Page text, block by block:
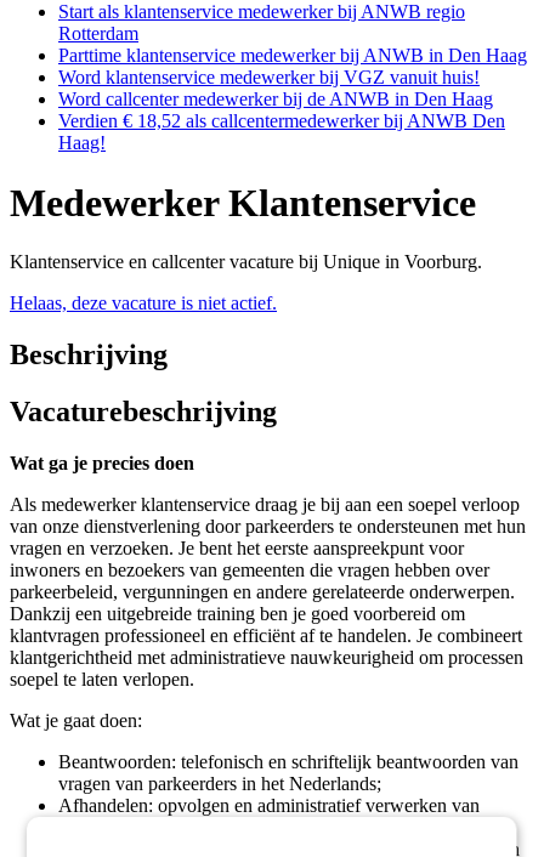
Start als klantenservice medewerker bij ANWB regio
Rotterdam
Parttime klantenservice medewerker bij ANWB in Den Haag
Word klantenservice medewerker bij VGZ vanuit huis!
Word callcenter medewerker bij de ANWB in Den Haag
Verdien € 18,52 als callcentermedewerker bij ANWB Den
Haag!
Medewerker Klantenservice
Klantenservice en callcenter vacature bij Unique in Voorburg.
Helaas, deze vacature is niet actief.
Beschrijving
Vacaturebeschrijving
Wat ga je precies doen
Als medewerker klantenservice draag je bij aan een soepel verloop
van onze dienstverlening door parkeerders te ondersteunen met hun
vragen en verzoeken. Je bent het eerste aanspreekpunt voor
inwoners en bezoekers van gemeenten die vragen hebben over
parkeerbeleid, vergunningen en andere gerelateerde onderwerpen.
Dankzij een uitgebreide training ben je goed voorbereid om
klantvragen professioneel en efficiënt af te handelen. Je combineert
klantgerichtheid met administratieve nauwkeurigheid om processen
soepel te laten verlopen.
Wat je gaat doen:
Beantwoorden: telefonisch en schriftelijk beantwoorden van
vragen van parkeerders in het Nederlands;
Afhandelen: opvolgen en administratief verwerken van
Uitgeven: toetsen, verwerken en uitgeven van vergunningen